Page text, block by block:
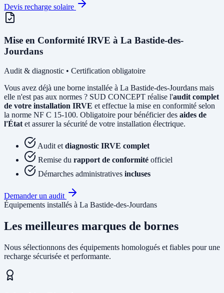
Devis recharge solaire
Mise en Conformité IRVE à La Bastide-des-
Jourdans
Audit & diagnostic • Certification obligatoire
Vous avez déjà une borne installée à La Bastide-des-Jourdans mais
elle n'est pas aux normes ? SUD CONCEPT réalise l'audit complet
de votre installation IRVE et effectue la mise en conformité selon
la norme NF C 15-100. Obligatoire pour bénéficier des aides de
l'État et assurer la sécurité de votre installation électrique.
Audit et diagnostic IRVE complet
Remise du rapport de conformité officiel
Démarches administratives incluses
Demander un audit
Équipements installés à La Bastide-des-Jourdans
Les meilleures marques de bornes
Nous sélectionnons des équipements homologués et fiables pour une
recharge sécurisée et performante.